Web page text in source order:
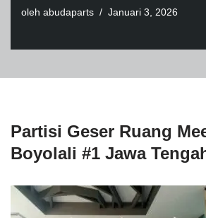
oleh abudaparts Januari 3, 2026
Partisi Geser Ruang
Boyolali #1 Jawa